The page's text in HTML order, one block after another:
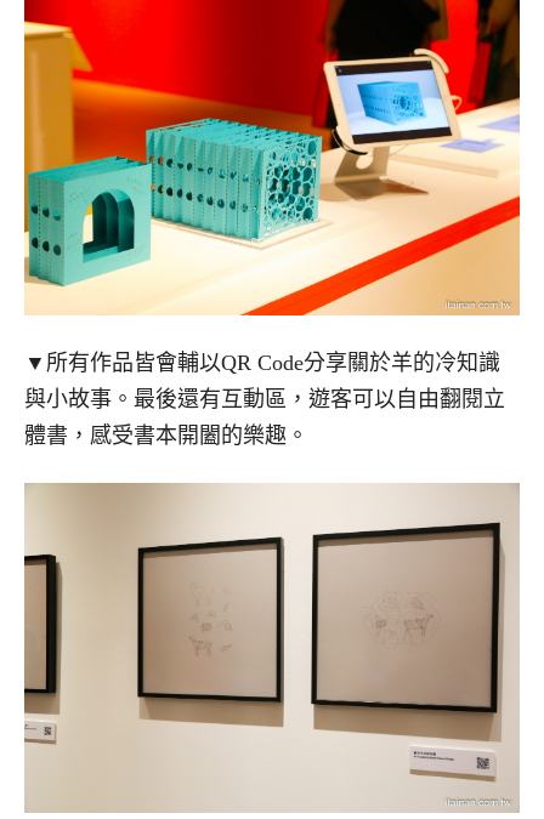
▼所有作品皆會輔以QR Code分享關於羊的冷知識
與小故事。最後還有互動區，遊客可以自由翻閱立
體書，感受書本開闔的樂趣。